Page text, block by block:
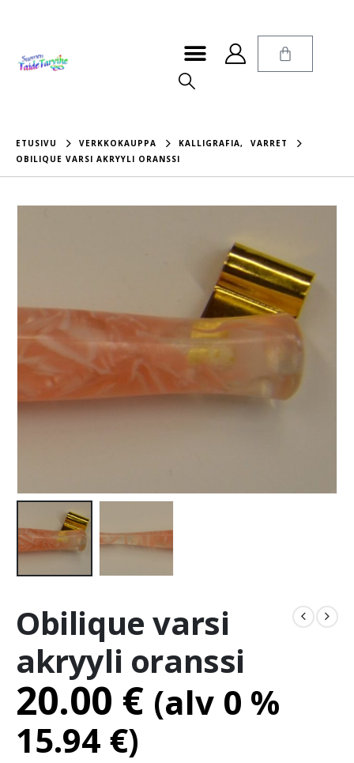
ETUSIVU VERKKOKAUPPA KALLIGRAFIA,
VARRET
OBILIQUE VARSI AKRYYLI ORANSSI
Obilique varsi
akryyli oranssi
20.00 € (alv 0 %
15.94 €)